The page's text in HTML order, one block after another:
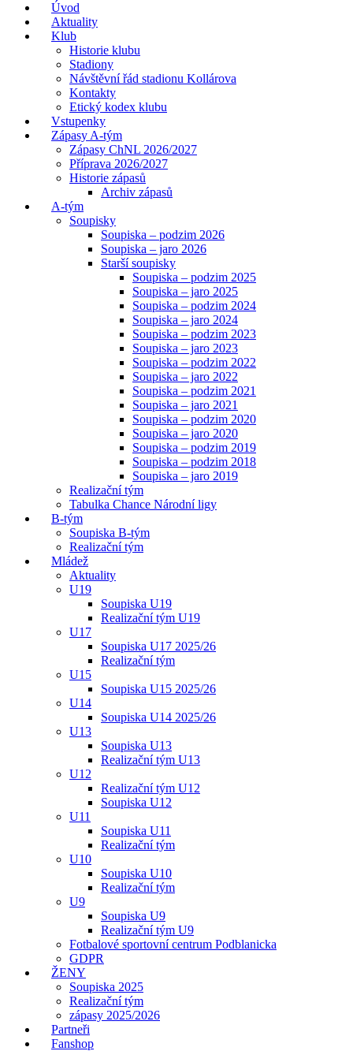
Úvod
Aktuality
Klub
Historie klubu
Stadiony
Návštěvní řád stadionu Kollárova
Kontakty
Etický kodex klubu
Vstupenky
Zápasy A-tým
Zápasy ChNL 2026/2027
Příprava 2026/2027
Historie zápasů
Archiv zápasů
A-tým
Soupisky
Soupiska – podzim 2026
Soupiska – jaro 2026
Starší soupisky
Soupiska – podzim 2025
Soupiska – jaro 2025
Soupiska – podzim 2024
Soupiska – jaro 2024
Soupiska – podzim 2023
Soupiska – jaro 2023
Soupiska – podzim 2022
Soupiska – jaro 2022
Soupiska – podzim 2021
Soupiska – jaro 2021
Soupiska – podzim 2020
Soupiska – jaro 2020
Soupiska – podzim 2019
Soupiska – podzim 2018
Soupiska – jaro 2019
Realizační tým
Tabulka Chance Národní ligy
B-tým
Soupiska B-tým
Realizační tým
Mládež
Aktuality
U19
Soupiska U19
Realizační tým U19
U17
Soupiska U17 2025/26
Realizační tým
U15
Soupiska U15 2025/26
U14
Soupiska U14 2025/26
U13
Soupiska U13
Realizační tým U13
U12
Realizační tým U12
Soupiska U12
U11
Soupiska U11
Realizační tým
U10
Soupiska U10
Realizační tým
U9
Soupiska U9
Realizační tým U9
Fotbalové sportovní centrum Podblanicka
GDPR
ŽENY
Soupiska 2025
Realizační tým
zápasy 2025/2026
Partneři
Fanshop